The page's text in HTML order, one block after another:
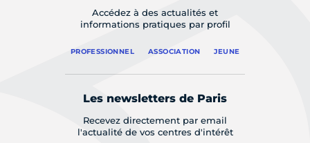
Accédez à des actualités et
informations pratiques par profil
PROFESSIONNEL ASSOCIATION JEUNE
Les newsletters de Paris
Recevez directement par email
l'actualité de vos centres d'intérêt